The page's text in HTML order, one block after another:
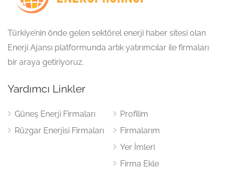
Türkiye’nin önde gelen sektörel enerji haber sitesi olan
Enerji Ajansı platformunda artık yatırımcılar ile firmaları
bir araya getiriyoruz.
Yardımcı Linkler
Güneş Enerji Firmaları
Rüzgar Enerjisi Firmaları
Profilim
Firmalarım
Yer İmleri
Firma Ekle